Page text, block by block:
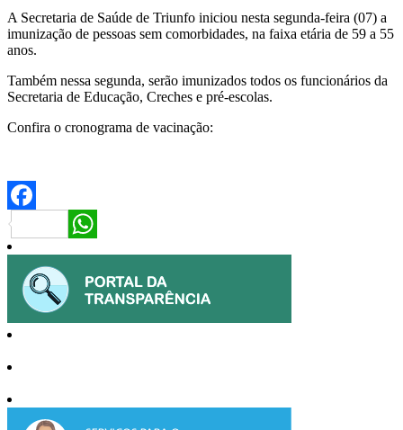
Share
A Secretaria de Saúde de Triunfo iniciou nesta segunda-feira (07) a
imunização de pessoas sem comorbidades, na faixa etária de 59 a 55
anos.
Também nessa segunda, serão imunizados todos os funcionários da
Secretaria de Educação, Creches e pré-escolas.
Confira o cronograma de vacinação:
Facebook
WhatsApp